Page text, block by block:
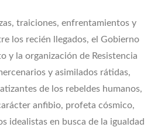
traiciones, enfrentamientos y
los recién llegados, el Gobierno
y la organización de Resistencia
y asimilados rátidas,
de los rebeldes humanos,
anfibio, profeta cósmico,
idealistas en busca de la igualdad